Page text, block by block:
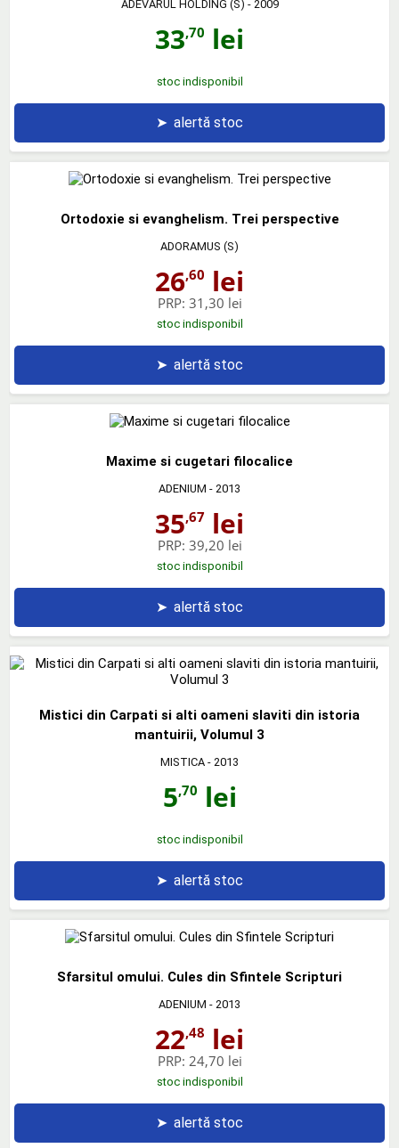
ADEVARUL HOLDING (S) - 2009
33,70 lei
stoc indisponibil
➤ alertă stoc
Ortodoxie si evanghelism. Trei perspective
ADORAMUS (S)
26,60 lei
PRP: 31,30 lei
stoc indisponibil
➤ alertă stoc
Maxime si cugetari filocalice
ADENIUM - 2013
35,67 lei
PRP: 39,20 lei
stoc indisponibil
➤ alertă stoc
Mistici din Carpati si alti oameni slaviti din istoria
mantuirii, Volumul 3
MISTICA - 2013
5,70 lei
stoc indisponibil
➤ alertă stoc
Sfarsitul omului. Cules din Sfintele Scripturi
ADENIUM - 2013
22,48 lei
PRP: 24,70 lei
stoc indisponibil
➤ alertă stoc